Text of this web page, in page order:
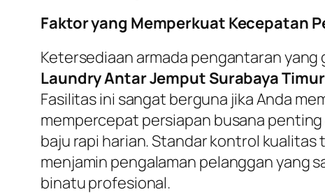
Faktor yang Memperkuat Kecepatan
Ketersediaan armada pengantaran
Laundry Antar Jemput Surabaya Timur
Fasilitas ini sangat berguna jika Anda
mempercepat persiapan busana
baju rapi harian. Standar kontrol
menjamin pengalaman pelanggan yang
binatu profesional.